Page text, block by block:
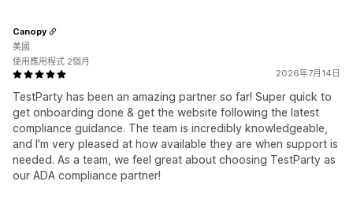
2026年7月14日
TestParty has been an amazing partner so far! Super quick to
get onboarding done & get the website following the latest
compliance guidance. The team is incredibly knowledgeable,
and I'm very pleased at how available they are when support is
needed. As a team, we feel great about choosing TestParty as
our ADA compliance partner!
Canopy
美國
使用應用程式 2個月